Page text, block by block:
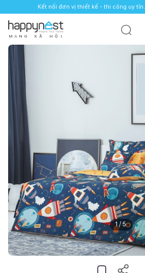
Kết nối đơn vị thiết kế - thi công uy tín.
M Ạ N G X Ã H Ộ I
1/5